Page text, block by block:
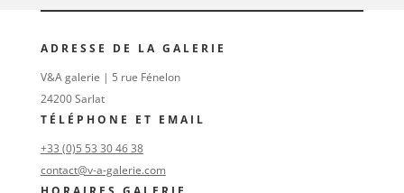
ADRESSE DE LA GALERIE
V&A galerie | 5 rue Fénelon
24200 Sarlat
TÉLÉPHONE ET EMAIL
+33 (0)5 53 30 46 38
contact@v-a-galerie.com